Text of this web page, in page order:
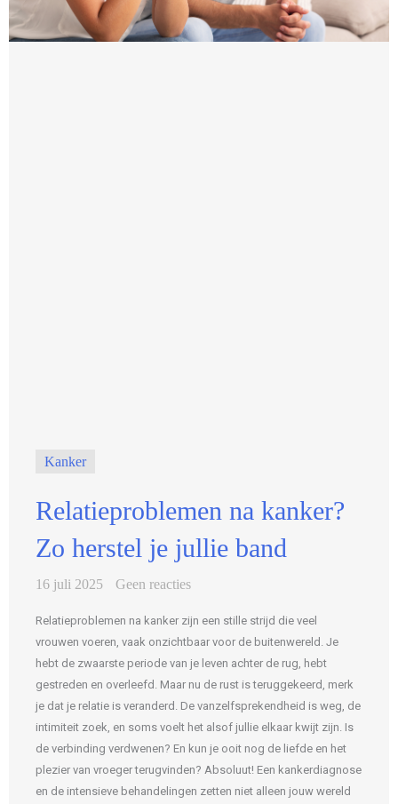
Kanker
Relatieproblemen na kanker?
Zo herstel je jullie band
16 juli 2025 Geen reacties
Relatieproblemen na kanker zijn een stille strijd die veel
vrouwen voeren, vaak onzichtbaar voor de buitenwereld. Je
hebt de zwaarste periode van je leven achter de rug, hebt
gestreden en overleefd. Maar nu de rust is teruggekeerd, merk
je dat je relatie is veranderd. De vanzelfsprekendheid is weg, de
intimiteit zoek, en soms voelt het alsof jullie elkaar kwijt zijn. Is
de verbinding verdwenen? En kun je ooit nog de liefde en het
plezier van vroeger terugvinden? Absoluut! Een kankerdiagnose
en de intensieve behandelingen zetten niet alleen jouw wereld